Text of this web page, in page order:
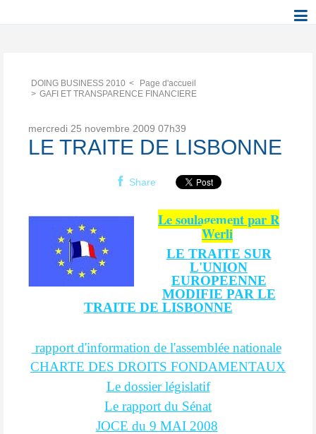
DOING BUSINESS 2010
Page d'accueil
GAFI ET TRANSPARENCE FINANCIERE
mercredi 25 novembre 2009 07h39
LE TRAITE DE LISBONNE
Share
Le soulagement par R
Werli
LE TRAITE SUR
L'UNION
EUROPEENNE
MODIFIE PAR LE
TRAITE DE LISBONNE
rapport d'information de l'assemblée nationale
CHARTE DES DROITS FONDAMENTAUX
Le dossier législatif
Le rapport du Sénat
JOCE du 9 MAI 2008